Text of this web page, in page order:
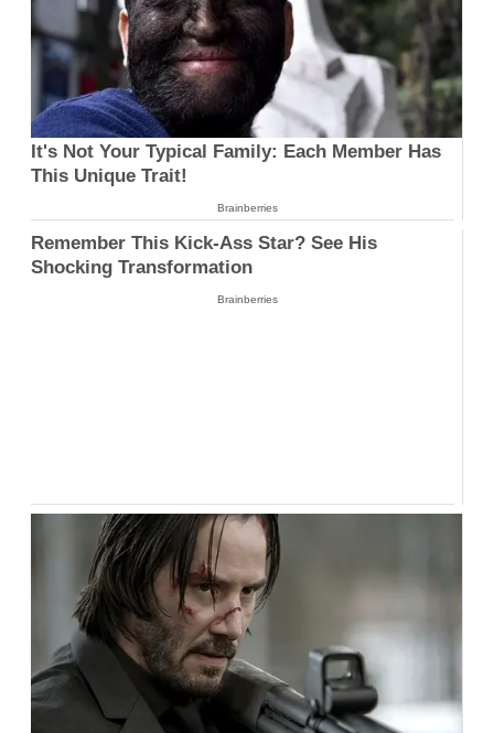
It's Not Your Typical Family: Each Member Has
This Unique Trait!
Brainberries
Remember This Kick-Ass Star? See His
Shocking Transformation
Brainberries